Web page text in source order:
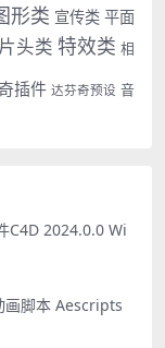
形类 宣传类 平面
片头类 特效类 相
插件 达芬奇预设 音
C4D 2024.0.0 Wi
画脚本 Aescripts